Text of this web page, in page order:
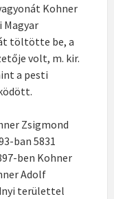
Kohner
Magyar
töltötte be, a
volt, m. kir.
a pesti
Zsigmond
ban 5831
ben Kohner
Adolf
területtel